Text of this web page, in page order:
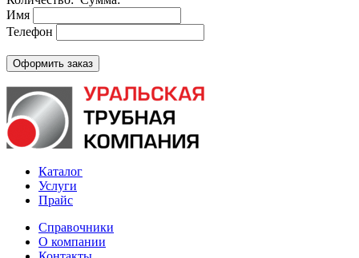
Имя
Телефон
Каталог
Услуги
Прайс
Справочники
О компании